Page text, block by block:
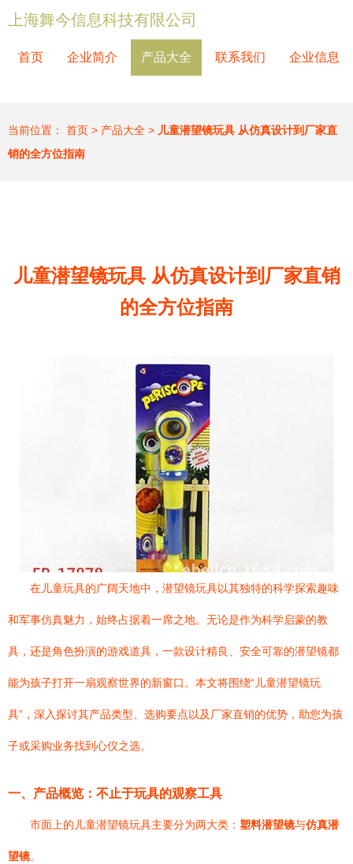
上海舞今信息科技有限公司
首页 企业简介 产品大全 联系我们 企业信息
当前位置： 首页 > 产品大全 > 儿童潜望镜玩具 从仿真设计到厂家直
销的全方位指南
儿童潜望镜玩具 从仿真设计到厂家直销
的全方位指南
在儿童玩具的广阔天地中，潜望镜玩具以其独特的科学探索趣味
和军事仿真魅力，始终占据着一席之地。无论是作为科学启蒙的教
具，还是角色扮演的游戏道具，一款设计精良、安全可靠的潜望镜都
能为孩子打开一扇观察世界的新窗口。本文将围绕“儿童潜望镜玩
具”，深入探讨其产品类型、选购要点以及厂家直销的优势，助您为孩
子或采购业务找到心仪之选。
一、产品概览：不止于玩具的观察工具
市面上的儿童潜望镜玩具主要分为两大类： 塑料潜望镜与仿真潜
望镜。